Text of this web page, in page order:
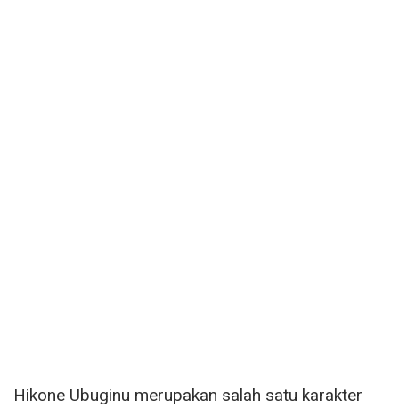
Hikone Ubuginu merupakan salah satu karakter